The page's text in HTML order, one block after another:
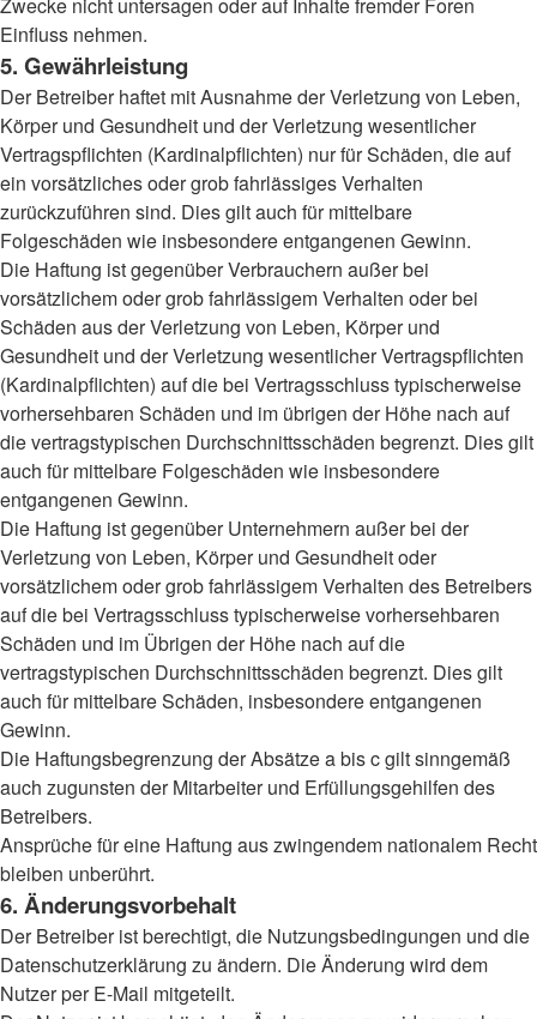
Einfluss nehmen.
5. Gewährleistung
Der Betreiber haftet mit Ausnahme der Verletzung von Leben,
Körper und Gesundheit und der Verletzung wesentlicher
Vertragspflichten (Kardinalpflichten) nur für Schäden, die auf
ein vorsätzliches oder grob fahrlässiges Verhalten
zurückzuführen sind. Dies gilt auch für mittelbare
Folgeschäden wie insbesondere entgangenen Gewinn.
Die Haftung ist gegenüber Verbrauchern außer bei
vorsätzlichem oder grob fahrlässigem Verhalten oder bei
Schäden aus der Verletzung von Leben, Körper und
Gesundheit und der Verletzung wesentlicher Vertragspflichten
(Kardinalpflichten) auf die bei Vertragsschluss typischerweise
vorhersehbaren Schäden und im übrigen der Höhe nach auf
die vertragstypischen Durchschnittsschäden begrenzt. Dies gilt
auch für mittelbare Folgeschäden wie insbesondere
entgangenen Gewinn.
Die Haftung ist gegenüber Unternehmern außer bei der
Verletzung von Leben, Körper und Gesundheit oder
vorsätzlichem oder grob fahrlässigem Verhalten des Betreibers
auf die bei Vertragsschluss typischerweise vorhersehbaren
Schäden und im Übrigen der Höhe nach auf die
vertragstypischen Durchschnittsschäden begrenzt. Dies gilt
auch für mittelbare Schäden, insbesondere entgangenen
Gewinn.
Die Haftungsbegrenzung der Absätze a bis c gilt sinngemäß
auch zugunsten der Mitarbeiter und Erfüllungsgehilfen des
Betreibers.
Ansprüche für eine Haftung aus zwingendem nationalem Recht
bleiben unberührt.
6. Änderungsvorbehalt
Der Betreiber ist berechtigt, die Nutzungsbedingungen und die
Datenschutzerklärung zu ändern. Die Änderung wird dem
Nutzer per E-Mail mitgeteilt.